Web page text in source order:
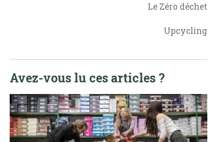
Le Zéro déchet
Upcycling
Avez-vous lu ces articles ?